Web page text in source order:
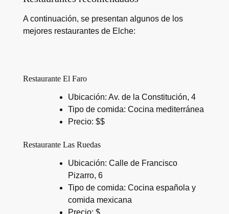
A continuación, se presentan algunos de los
mejores restaurantes de Elche:
Restaurante El Faro
Ubicación: Av. de la Constitución, 4
Tipo de comida: Cocina mediterránea
Precio: $$
Restaurante Las Ruedas
Ubicación: Calle de Francisco
Pizarro, 6
Tipo de comida: Cocina española y
comida mexicana
Precio: $